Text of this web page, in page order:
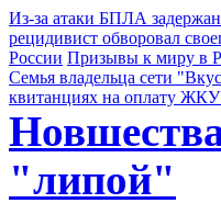
Из-за атаки БПЛА
рецидивист обворовал
России Призывы к миру в
Семья владельца сети
квитанциях на оплату
"липой"